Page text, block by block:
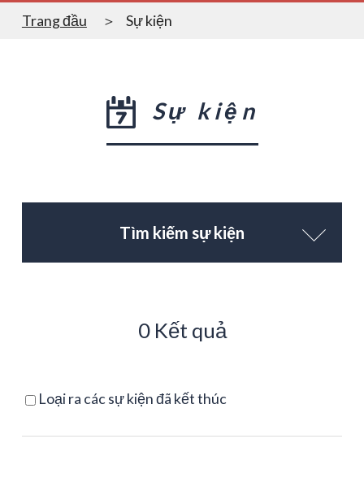
Trang đầu Sự kiện
Sự kiện
Tìm kiếm sự kiện
0 Kết quả
Loại ra các sự kiện đã kết thúc